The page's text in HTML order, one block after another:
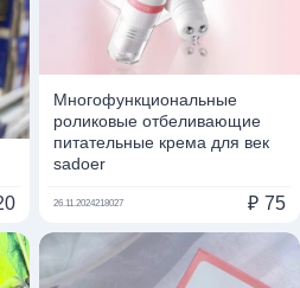
Многофункциональные
роликовые отбеливающие
питательные крема для век
sadoer
26.11.2024218027 ₽ 75